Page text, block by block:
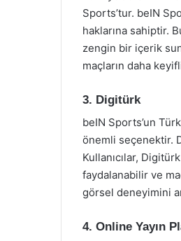
Sports’tur. beIN
haklarına sahiptir.
zengin bir içerik
maçların daha
3. Digitürk
beIN Sports’un
önemli seçenektir.
Kullanıcılar,
faydalanabilir ve
görsel deneyimini
4. Online Yayın